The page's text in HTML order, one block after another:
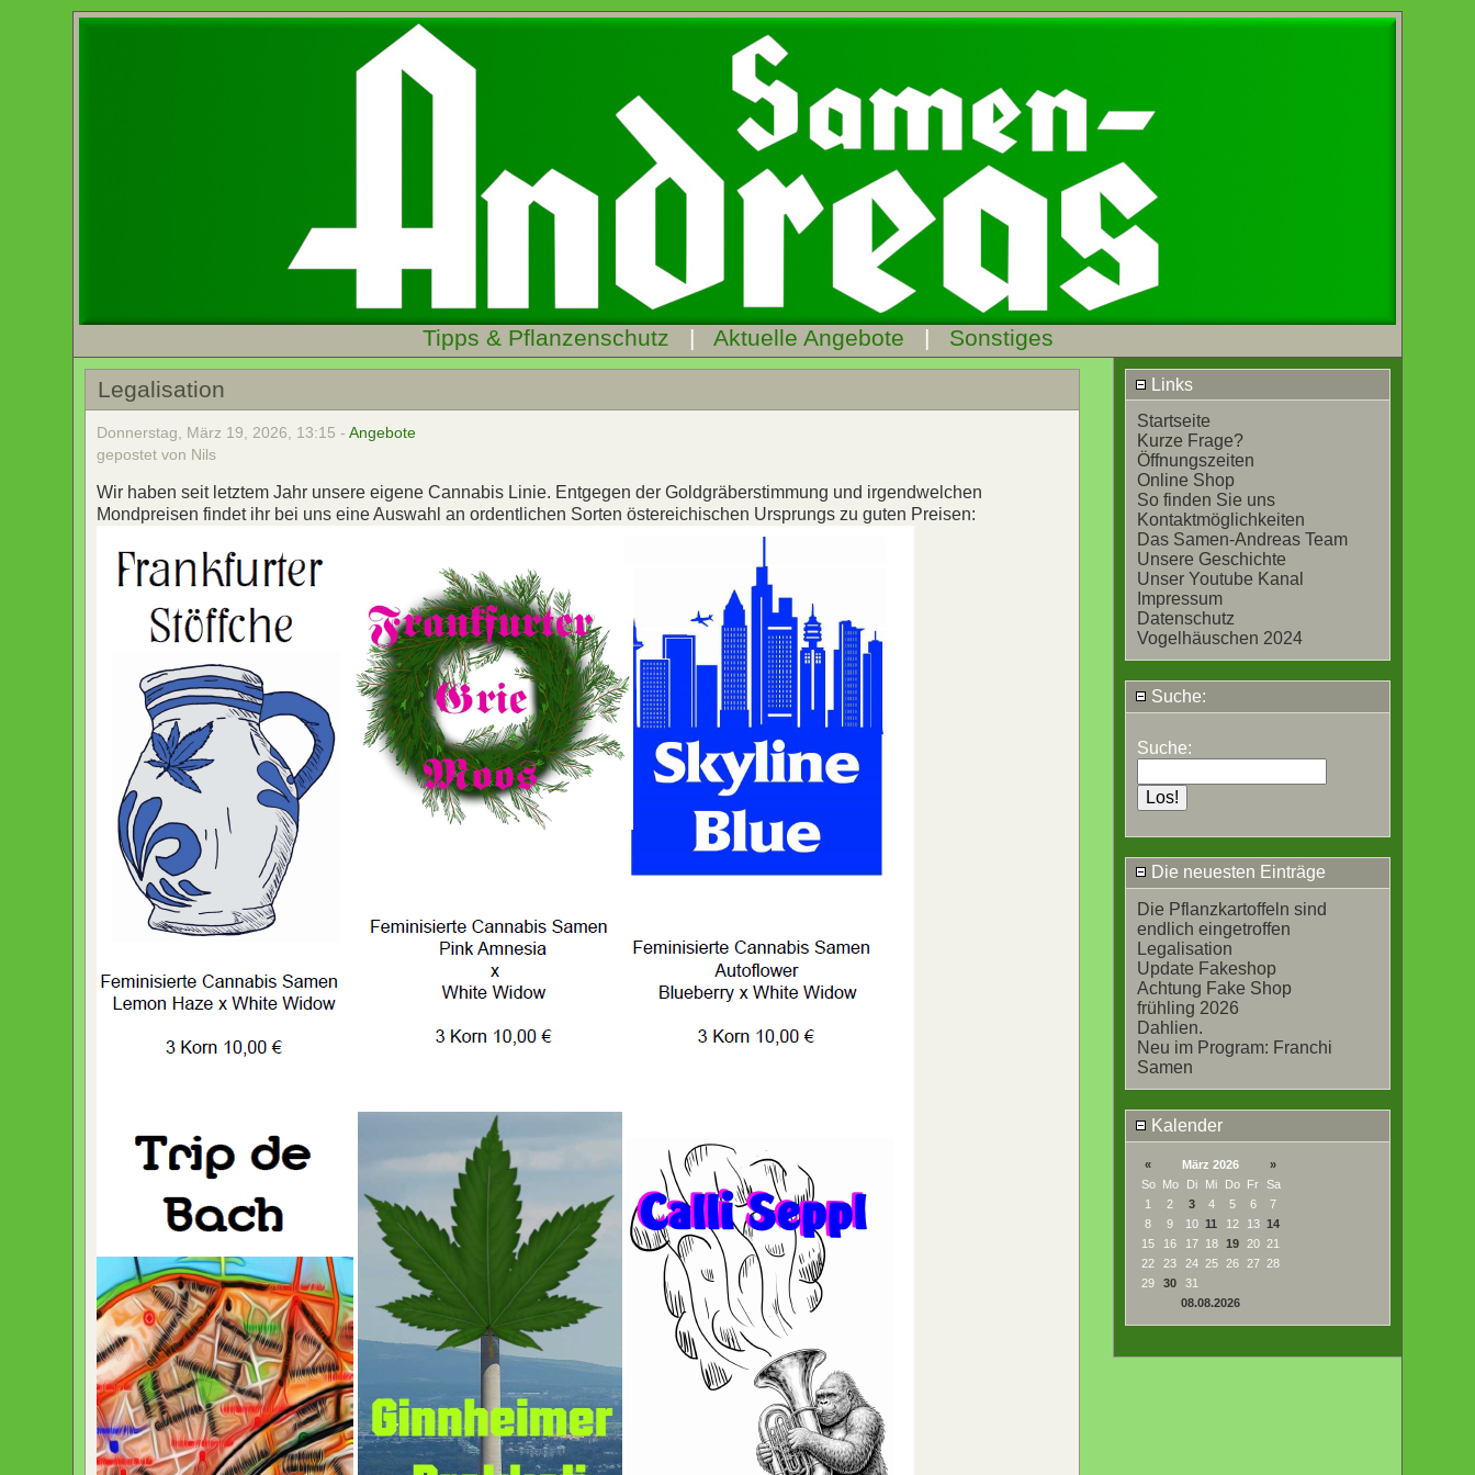
Tipps & Pflanzenschutz | Aktuelle Angebote | Sonstiges
Links
Startseite
Kurze Frage?
Öffnungszeiten
Online Shop
So finden Sie uns
Kontaktmöglichkeiten
Das Samen-Andreas Team
Unsere Geschichte
Unser Youtube Kanal
Impressum
Datenschutz
Vogelhäuschen 2024
Suche:
Suche:
Die neuesten Einträge
Die Pflanzkartoffeln sind
endlich eingetroffen
Legalisation
Update Fakeshop
Achtung Fake Shop
frühling 2026
Dahlien.
Neu im Program: Franchi
Samen
Kalender
« März 2026
»
So Mo Di Mi Do Fr Sa
1
2 3 4 5 6
7
8
9 10 11 12 13 14
15
16 17 18 19 20 21
22
23 24 25 26 27 28
29
30
31
08.08.2026
Legalisation
Donnerstag, März 19, 2026, 13:15 -Angebote
gepostet von Nils
Wir haben seit letztem Jahr unsere eigene Cannabis Linie. Entgegen der Goldgräberstimmung und irgendwelchen
Mondpreisen findet ihr bei uns eine Auswahl an ordentlichen Sorten östereichischen Ursprungs zu guten Preisen: